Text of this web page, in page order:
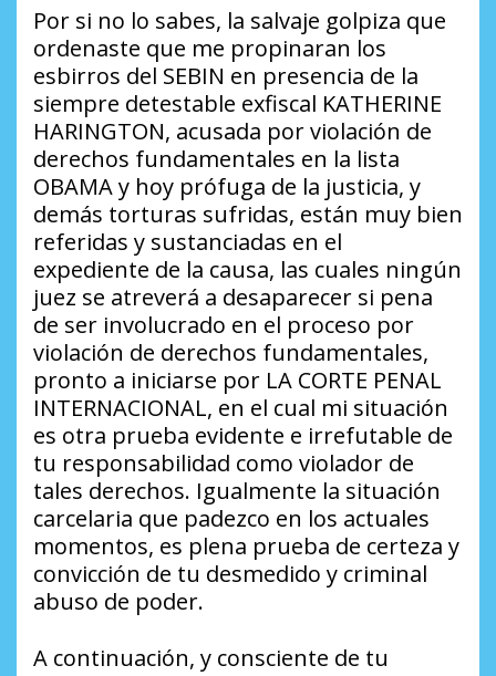
Por si no lo sabes, la salvaje golpiza que
ordenaste que me propinaran los
esbirros del SEBIN en presencia de la
siempre detestable exfiscal KATHERINE
HARINGTON, acusada por violación de
derechos fundamentales en la lista
OBAMA y hoy prófuga de la justicia, y
demás torturas sufridas, están muy bien
referidas y sustanciadas en el
expediente de la causa, las cuales ningún
juez se atreverá a desaparecer si pena
de ser involucrado en el proceso por
violación de derechos fundamentales,
pronto a iniciarse por LA CORTE PENAL
INTERNACIONAL, en el cual mi situación
es otra prueba evidente e irrefutable de
tu responsabilidad como violador de
tales derechos. Igualmente la situación
carcelaria que padezco en los actuales
momentos, es plena prueba de certeza y
convicción de tu desmedido y criminal
abuso de poder.
A continuación, y consciente de tu